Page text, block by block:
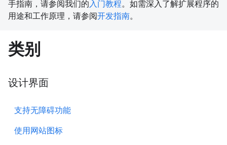
手指南，请参阅我们的入门教程。如需深入了解扩展程序的
用途和工作原理，请参阅开发指南。
类别
设计界面
支持无障碍功能
使用网站图标